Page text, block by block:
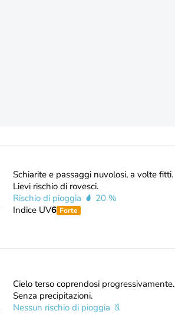
Schiarite e passaggi nuvolosi, a volte fitti.
Lievi rischio di rovesci.
Rischio di pioggia
20 %
Indice UV6 Forte
Cielo terso coprendosi progressivamente.
Senza precipitazioni.
Nessun rischio di pioggia